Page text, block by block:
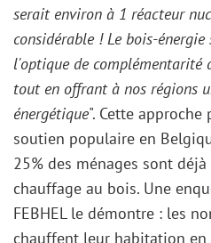
serait environ à 1 réacteur
considérable ! Le bois-
l'optique de complémentarité
tout en offrant à nos régions
énergétique". Cette
soutien populaire en
25% des ménages sont
chauffage au bois. Une
FEBHEL le démontre : les
chauffent leur habitation